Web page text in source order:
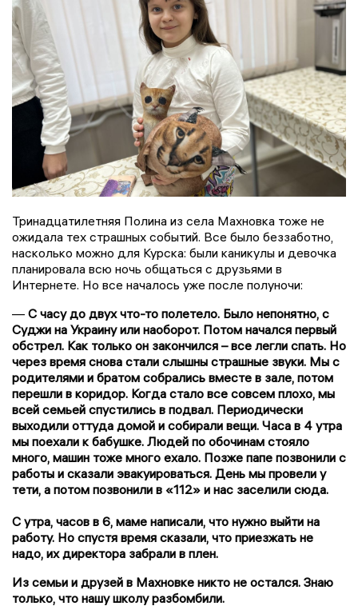
Тринадцатилетняя Полина из села Махновка тоже не
ожидала тех страшных событий. Все было беззаботно,
насколько можно для Курска: были каникулы и девочка
планировала всю ночь общаться с друзьями в
Интернете. Но все началось уже после полуночи:
— С часу до двух что-то полетело. Было непонятно, с
Суджи на Украину или наоборот. Потом начался первый
обстрел. Как только он закончился – все легли спать. Но
через время снова стали слышны страшные звуки. Мы с
родителями и братом собрались вместе в зале, потом
перешли в коридор. Когда стало все совсем плохо, мы
всей семьей спустились в подвал. Периодически
выходили оттуда домой и собирали вещи. Часа в 4 утра
мы поехали к бабушке. Людей по обочинам стояло
много, машин тоже много ехало. Позже папе позвонили с
работы и сказали эвакуироваться. День мы провели у
тети, а потом позвонили в «112» и нас заселили сюда.
С утра, часов в 6, маме написали, что нужно выйти на
работу. Но спустя время сказали, что приезжать не
надо, их директора забрали в плен.
Из семьи и друзей в Махновке никто не остался. Знаю
только, что нашу школу разбомбили.